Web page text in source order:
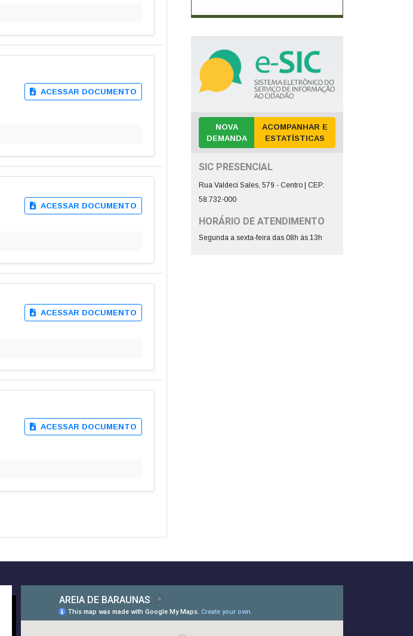
ACESSAR DOCUMENTO
ACESSAR DOCUMENTO
ACESSAR DOCUMENTO
ACESSAR DOCUMENTO
NOVA
DEMANDA
ACOMPANHAR E
ESTATÍSTICAS
SIC PRESENCIAL
Rua Valdeci Sales, 579 - Centro | CEP:
58.732-000
HORÁRIO DE ATENDIMENTO
Segunda a sexta-feira das 08h às 13h